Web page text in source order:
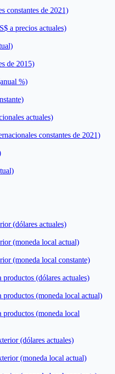
constantes de 2021)
a precios actuales)
de 2015)
%)
actuales)
constantes de 2021)
(dólares actuales)
(moneda local actual)
(moneda local constante)
productos (dólares actuales)
productos (moneda local actual)
productos (moneda local
(dólares actuales)
(moneda local actual)